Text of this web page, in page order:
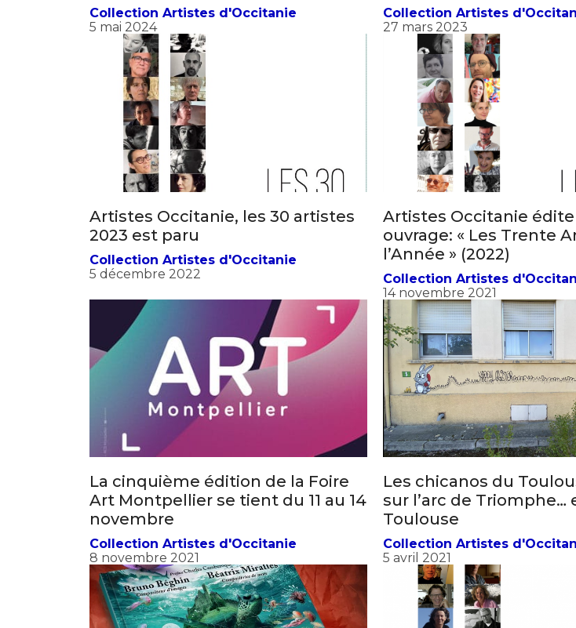
* Champ obligatoire
Statut / Organisation
termes et conditions
Collection Artistes d'Occitanie
5 mai 2024
Collection Artistes
27 mars 2023
Artistes Occitanie, les 30 artistes
2023 est paru
Collection Artistes d'Occitanie
5 décembre 2022
Artistes Occitanie
ouvrage: « Les Trente
l’Année » (2022)
Collection Artistes
14 novembre 2021
La cinquième édition de la Foire
Art Montpellier se tient du 11 au 14
novembre
Collection Artistes d'Occitanie
8 novembre 2021
Les chicanos du
sur l’arc de Triomphe…
Toulouse
Collection Artistes
5 avril 2021